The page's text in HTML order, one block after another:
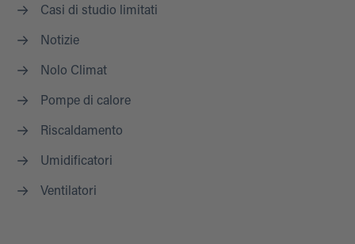
Casi di studio limitati
Notizie
Nolo Climat
Pompe di calore
Riscaldamento
Umidificatori
Ventilatori